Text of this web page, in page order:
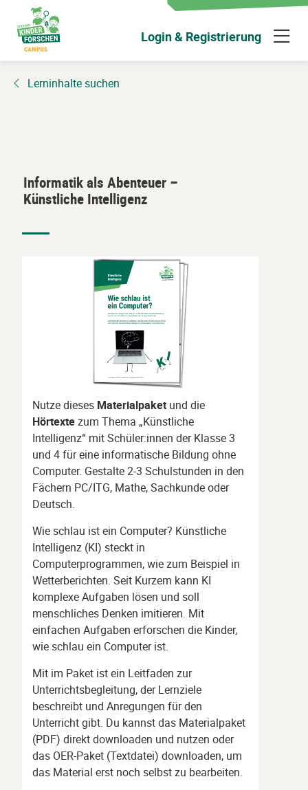
Hauptinhalt
wechseln
Login & Registrierung
Lerninhalte suchen
Informatik als Abenteuer –
Künstliche Intelligenz
Nutze dieses Materialpaket und die
Hörtextezum Thema „Künstliche
Intelligenz“ mit Schüler:innen der Klasse 3
und 4 für eine informatische Bildung ohne
Computer. Gestalte 2-3 Schulstunden in den
Fächern PC/ITG, Mathe, Sachkunde oder
Deutsch.
Wie schlau ist ein Computer? Künstliche
Intelligenz (KI) steckt in
Computerprogrammen, wie zum Beispiel in
Wetterberichten. Seit Kurzem kann KI
komplexe Aufgaben lösen und soll
menschliches Denken imitieren. Mit
einfachen Aufgaben erforschen die Kinder,
wie schlau ein Computer ist.
Mit im Paket ist ein Leitfaden zur
Unterrichtsbegleitung, der Lernziele
beschreibt und Anregungen für den
Unterricht gibt. Du kannst das Materialpaket
(PDF) direkt downloaden und nutzen oder
das OER-Paket (Textdatei) downloaden, um
das Material erst noch selbst zu bearbeiten.